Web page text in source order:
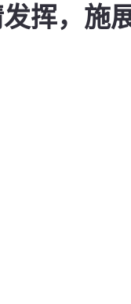
挥，施